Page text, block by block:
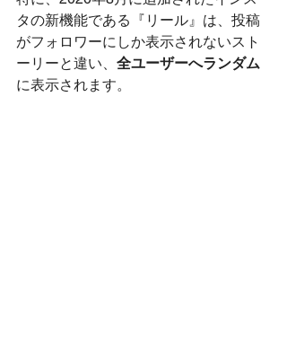
タの新機能である『リール』は、投稿
がフォロワーにしか表示されないスト
ーリーと違い、 全ユーザーへランダム
に表示されます。